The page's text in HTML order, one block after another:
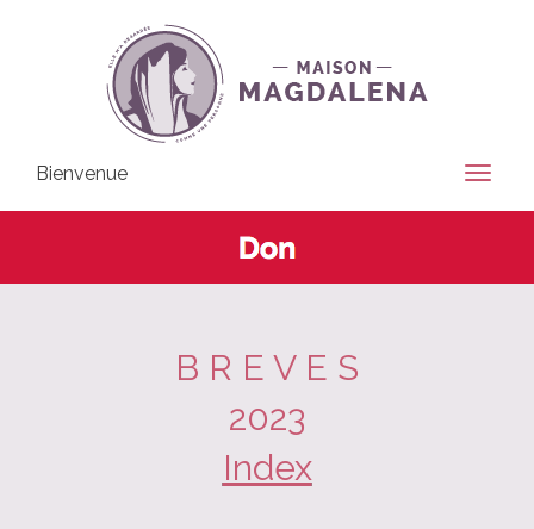
Bienvenue
B R E V E S
2023
Index